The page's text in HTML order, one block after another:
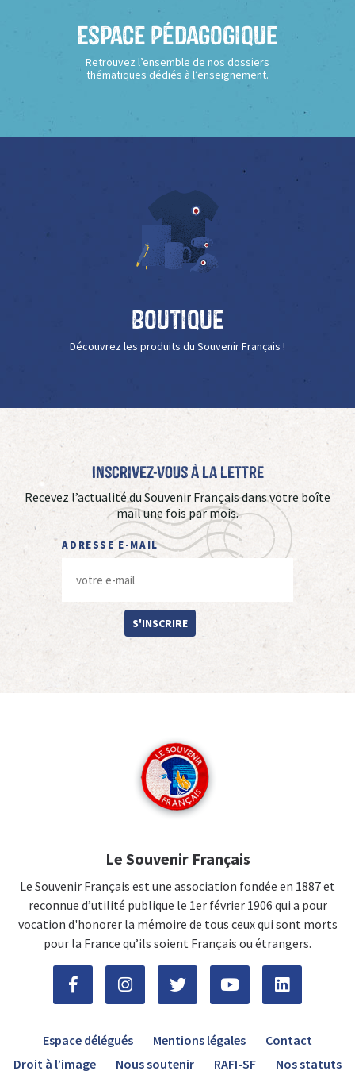
Espace Pédagogique
Retrouvez l’ensemble de nos dossiers
thématiques dédiés à l’enseignement.
Boutique
Découvrez les produits du Souvenir Français !
Inscrivez-vous à La Lettre
Recevez l’actualité du Souvenir Français dans votre boîte
mail une fois par mois.
ADRESSE E-MAIL
S'INSCRIRE
Le Souvenir Français
Le Souvenir Français est une association fondée en 1887 et
reconnue d’utilité publique le 1er février 1906 qui a pour
vocation d'honorer la mémoire de tous ceux qui sont morts
pour la France qu’ils soient Français ou étrangers.
Espace délégués Mentions légales
Contact
Droit à l’image
Nous soutenir RAFI-SF Nos statuts